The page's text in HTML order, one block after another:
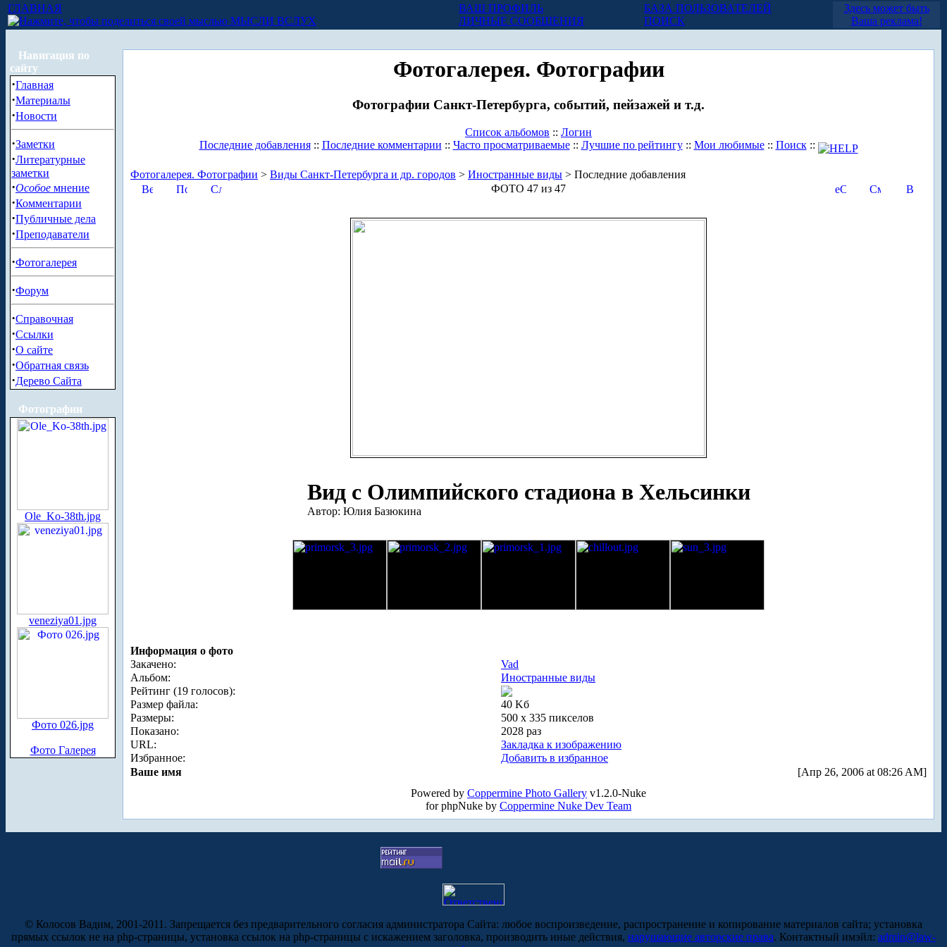
ГЛАВНАЯ
МЫСЛИ ВСЛУХ
ВАШ ПРОФИЛЬ
ЛИЧНЫЕ СООБЩЕНИЯ
БАЗА ПОЛЬЗОВАТЕЛЕЙ
ПОИСК
Здесь может быть
Ваша реклама!
Навигация по
сайту
·Главная
·Материалы
·Новости
·Заметки
·Литературные
заметки
·Особое мнение
·Комментарии
·Публичные дела
·Преподаватели
·Фотогалерея
·Форум
·Справочная
·Ссылки
·О сайте
·Обратная связь
·Дерево Сайта
Фотографии
Ole_Ko-38th.jpg
veneziya01.jpg
Фото 026.jpg
Фото Галерея
Фотогалерея. Фотографии
Фотографии Санкт-Петербурга, событий, пейзажей и т.д.
Список альбомов :: Логин
Последние добавления:: Последние комментарии :: Часто просматриваемые:: Лучшие по рейтингу:: Мои любимые:: Поиск::
Фотогалерея. Фотографии > Виды Санкт-Петербурга и др. городов > Иностранные виды > Последние добавления
ФОТО 47 из 47
Вид с Олимпийского стадиона в Хельсинки
Автор: Юлия Базюкина
Информация о фото
Закачено:
Vad
Альбом:
Иностранные виды
Рейтинг (19 голосов):
Размер файла:
40 Kб
Размеры:
500 x 335 пикселов
Показано:
2028 раз
URL:
Закладка к изображению
Избранное:
Добавить в избранное
Ваше имя
[Апр 26, 2006 at 08:26 AM]
Powered by Coppermine Photo Gallery v1.2.0-Nuke
for phpNuke by Coppermine Nuke Dev Team
© Колосов Вадим, 2001-2011. Запрещается без предварительного согласия администратора Сайта: любое воспроизведение, распространение и копирование материалов сайта; установка
прямых ссылок не на php-страницы, установка ссылок на php-страницы с искажением заголовка, производить иные действия, нарушающие авторские права. Контактный имэйл: admin@law-